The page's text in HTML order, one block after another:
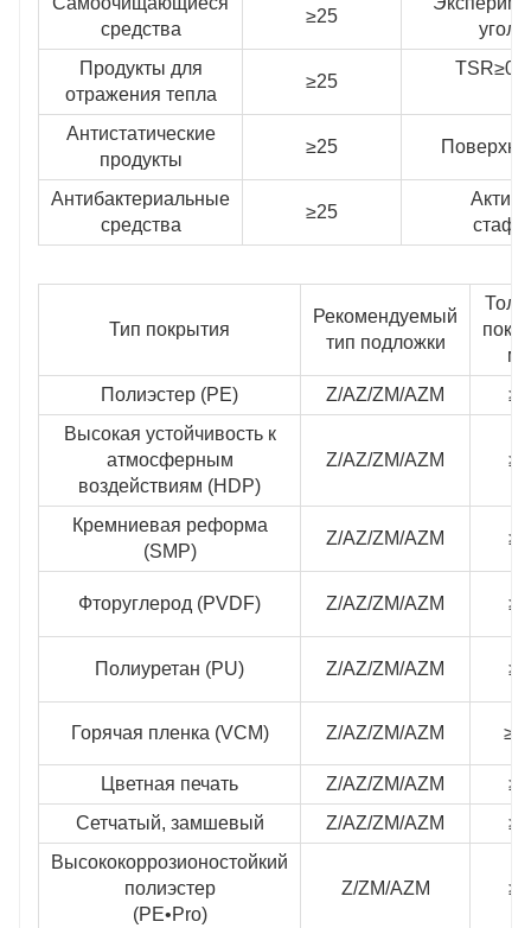
средства
≥25
угол
Продукты для
отражения тепла
≥25
Антистатические
продукты
≥25
Антибактериальные
средства
≥25
Тип покрытия
Рекомендуемый
тип подложки
Полиэстер (PE)
Z/AZ/ZM/AZM
Высокая устойчивость к
атмосферным
воздействиям (HDP)
Z/AZ/ZM/AZM
Кремниевая реформа
(SMP)
Z/AZ/ZM/AZM
Фторуглерод (PVDF) Z/AZ/ZM/AZM
Полиуретан (PU) Z/AZ/ZM/AZM
Горячая пленка (VCM) Z/AZ/ZM/AZM
Цветная печать Z/AZ/ZM/AZM
Сетчатый, замшевый
Z/AZ/ZM/AZM
Высококоррозионостойкий
полиэстер
(PE•Pro)
Z/ZM/AZM